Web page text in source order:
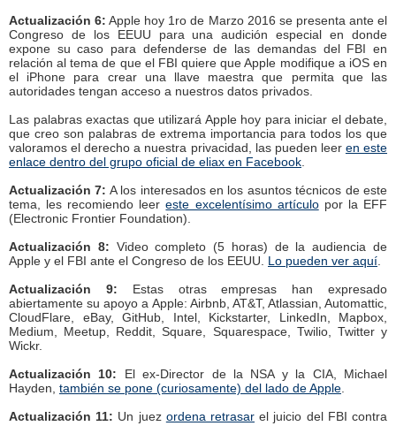
Actualización 6: Apple hoy 1ro de Marzo 2016 se presenta ante el
Congreso de los EEUU para una audición especial en donde
expone su caso para defenderse de las demandas del FBI en
relación al tema de que el FBI quiere que Apple modifique a iOS en
el iPhone para crear una llave maestra que permita que las
autoridades tengan acceso a nuestros datos privados.
Las palabras exactas que utilizará Apple hoy para iniciar el debate,
que creo son palabras de extrema importancia para todos los que
valoramos el derecho a nuestra privacidad, las pueden leer en este
enlace dentro del grupo oficial de eliax en Facebook
Actualización 7: A los interesados en los asuntos técnicos de este
tema, les recomiendo leereste excelentísimo artículopor la EFF
(Electronic Frontier Foundation).
Actualización 8: Video completo (5 horas) de la audiencia de
Apple y el FBI ante el Congreso de los EEUU. Lo pueden ver aquí
Actualización 9: Estas otras empresas han expresado
abiertamente su apoyo a Apple: Airbnb, AT&T, Atlassian, Automattic,
CloudFlare, eBay, GitHub, Intel, Kickstarter, LinkedIn, Mapbox,
Medium, Meetup, Reddit, Square, Squarespace, Twilio, Twitter y
Wickr.
Actualización 10: El ex-Director de la NSA y la CIA, Michael
Hayden, también se pone (curiosamente) del lado de Apple
Actualización 11: Un juez ordena retrasar el juicio del FBI contra